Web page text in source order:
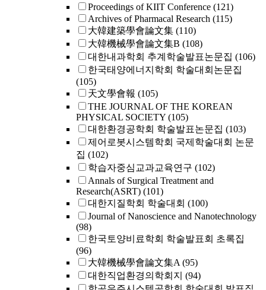
Proceedings of KIIT Conference (121)
Archives of Pharmacal Research (115)
大韓建築學會論文集 (110)
大韓機械學會論文集B (108)
대한내과학회 추계학술발표논문집 (106)
한국태양에너지학회 학술대회논문집
(105)
天文學會報 (105)
THE JOURNAL OF THE KOREAN
PHYSICAL SOCIETY (105)
대한환경공학회 학술발표논문집 (103)
제어로봇시스템학회 국제학술대회 논문
집 (102)
학습자중심교과교육연구 (102)
Annals of Surgical Treatment and
Research(ASRT) (101)
대한지질학회 학술대회 (100)
Journal of Nanoscience and Nanotechnology
(98)
한국토양비료학회 학술발표회 초록집
(96)
大韓機械學會論文集A (95)
대한직업환경의학회지 (94)